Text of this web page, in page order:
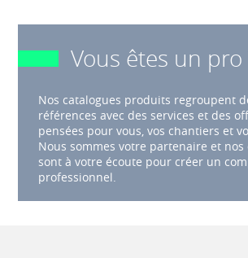
Vous êtes un pro
Nos catalogues produits regroupent
références avec des services et des
pensées pour vous, vos chantiers et
Nous sommes votre partenaire et nos
sont à votre écoute pour créer un
professionnel.